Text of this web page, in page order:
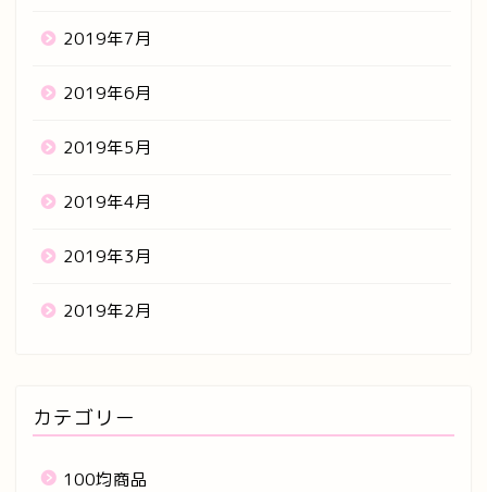
2019年7月
2019年6月
2019年5月
2019年4月
2019年3月
2019年2月
カテゴリー
100均商品